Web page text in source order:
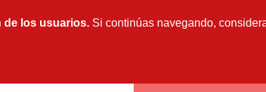
de los usuarios. Si continúas navegando,